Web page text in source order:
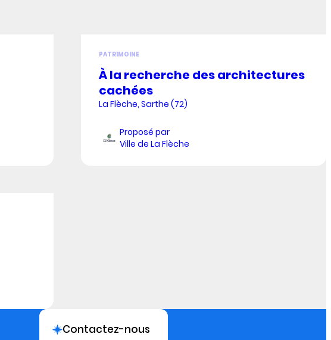
PATRIMOINE
À la recherche des architectures
cachées
La Flèche, Sarthe (72)
Proposé par
Ville de La Flèche
Contactez-nous